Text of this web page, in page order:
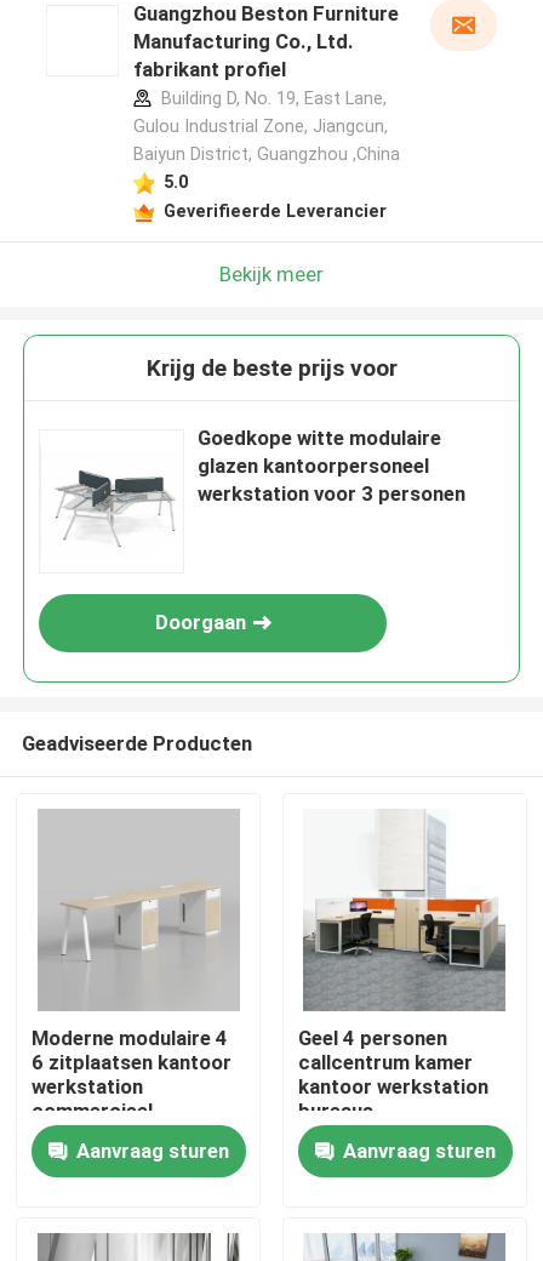
Thuis
Producten
Guangzhou Beston Furniture
Manufacturing Co., Ltd.
fabrikant profiel
Building D, No. 19, East Lane,
Gulou Industrial Zone, Jiangcun,
Baiyun District, Guangzhou ,China
5.0
Geverifieerde Leverancier
Bekijk meer
Krijg de beste prijs voor
Goedkope witte modulaire
glazen kantoorpersoneel
werkstation voor 3 personen
Doorgaan
Geadviseerde Producten
Moderne modulaire 4
6 zitplaatsen kantoor
werkstation
commercieel
personeel kantoor
bureau met privacy
scherm
Aanvraag sturen
Geel 4 personen
callcentrum kamer
kantoor werkstation
bureaus
Aanvraag sturen